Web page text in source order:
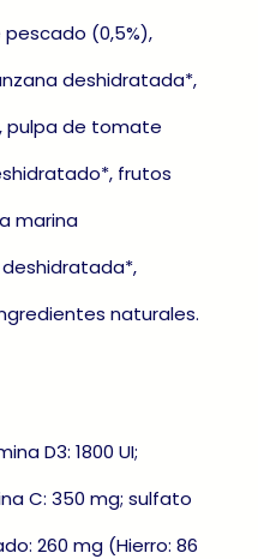
(0,5%),
deshidratada*,
pulpa de tomate
frutos
marina
naturales.
D3: 1800 UI;
C: 350 mg; sulfato
260 mg (Hierro: 86